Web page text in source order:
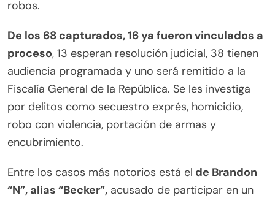
robos.
De los 68 capturados, 16 ya fueron vinculados a
proceso, 13 esperan resolución judicial, 38 tienen
audiencia programada y uno será remitido a la
Fiscalía General de la República. Se les investiga
por delitos como secuestro exprés, homicidio,
robo con violencia, portación de armas y
encubrimiento.
Entre los casos más notorios está el de Brandon
“N”, alias “Becker”, acusado de participar en un